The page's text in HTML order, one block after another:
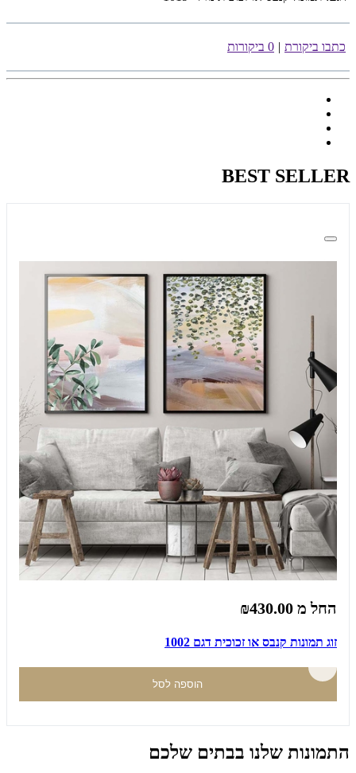
כתבו ביקורת | 0 ביקורות
BEST SELLER
החל מ ₪430.00
זוג תמונות קנבס או זכוכית דגם 1002
הוספה לסל
התמונות שלנו בבתים שלכם